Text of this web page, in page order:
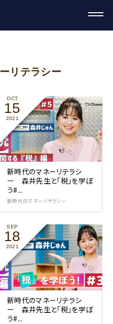
リテラシー
OCT
15
2021
新時代のマネーリテラシ
ー 森井先生と「税」を学ぼ
う#...
新時代のマネーリテラシー
SEP
18
2021
新時代のマネーリテラシ
ー 森井先生と「税」を学ぼ
う#...